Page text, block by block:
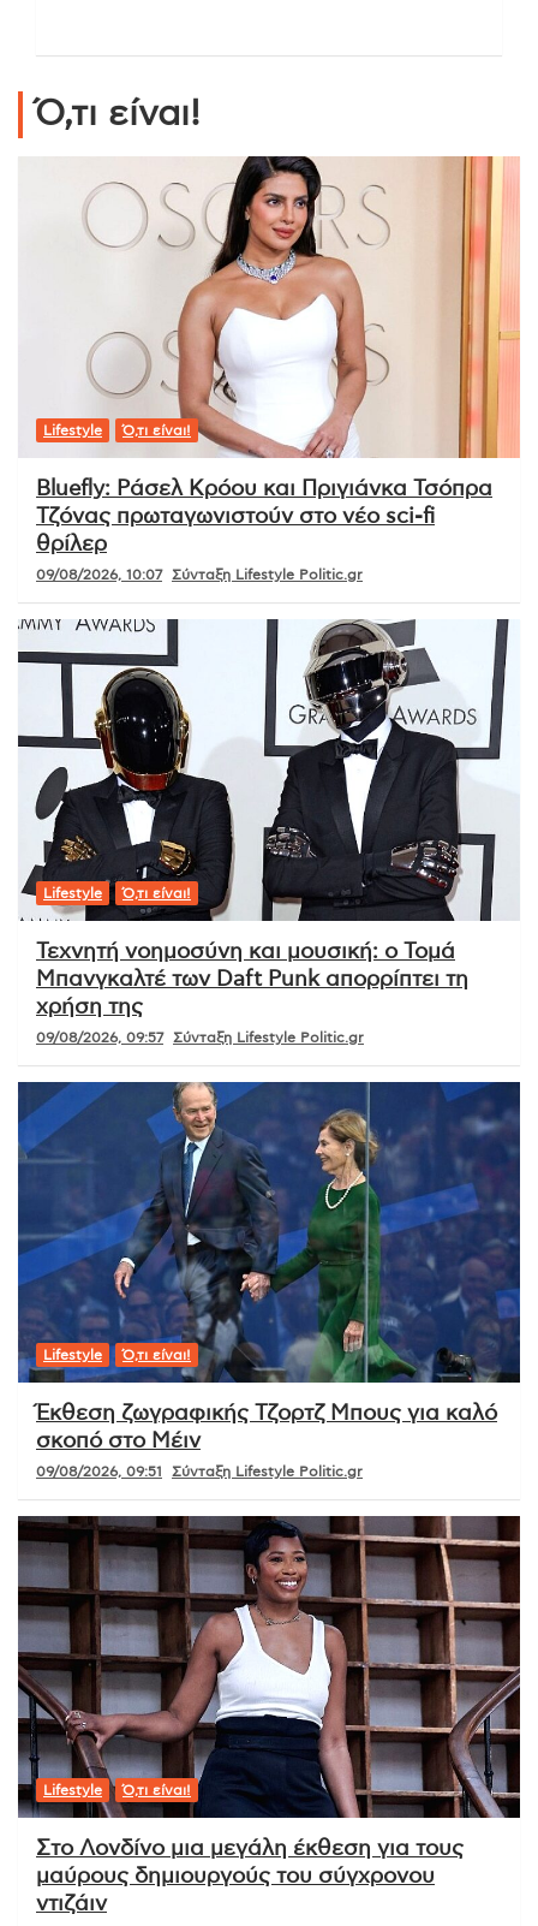
Ό,τι είναι!
Lifestyle Ό,τι είναι!
Bluefly: Ράσελ Κρόου και Πριγιάνκα Τσόπρα
Τζόνας πρωταγωνιστούν στο νέο sci-fi
θρίλερ
09/08/2026, 10:07 Σύνταξη Lifestyle Politic.gr
Lifestyle Ό,τι είναι!
Τεχνητή νοημοσύνη και μουσική: ο Τομά
Μπανγκαλτέ των Daft Punk απορρίπτει τη
χρήση της
09/08/2026, 09:57 Σύνταξη Lifestyle Politic.gr
Lifestyle Ό,τι είναι!
Έκθεση ζωγραφικής Τζορτζ Μπους για καλό
σκοπό στο Μέιν
09/08/2026, 09:51 Σύνταξη Lifestyle Politic.gr
Lifestyle Ό,τι είναι!
Στο Λονδίνο μια μεγάλη έκθεση για τους
μαύρους δημιουργούς του σύγχρονου
ντιζάιν